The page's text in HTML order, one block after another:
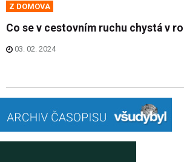
Z DOMOVA
Co se v cestovním ruchu chystá v
03. 02. 2024